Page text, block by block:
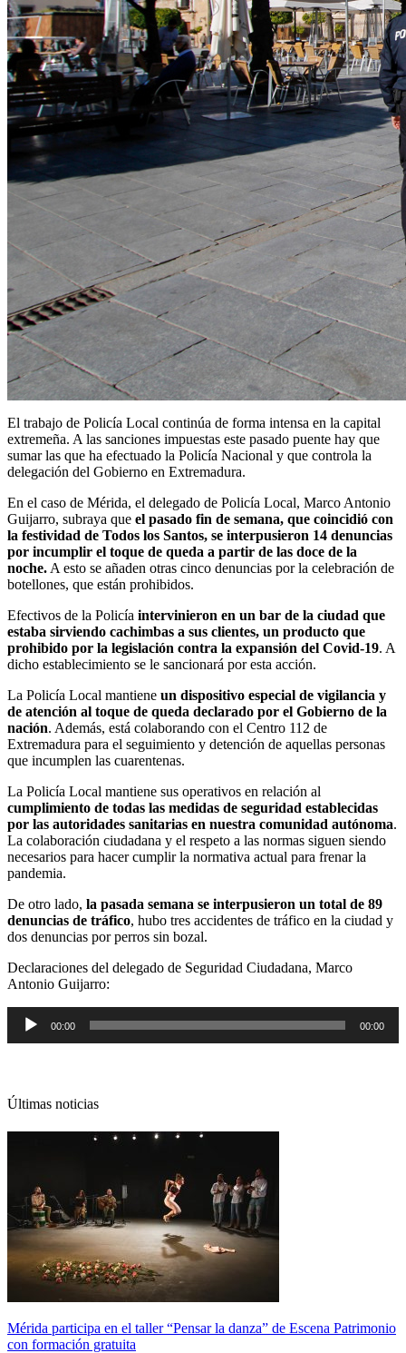
El trabajo de Policía Local continúa de forma intensa en la capital
extremeña. A las sanciones impuestas este pasado puente hay que
sumar las que ha efectuado la Policía Nacional y que controla la
delegación del Gobierno en Extremadura.
En el caso de Mérida, el delegado de Policía Local, Marco Antonio
Guijarro, subraya que el pasado fin de semana, que coincidió con
la festividad de Todos los Santos, se interpusieron 14 denuncias
por incumplir el toque de queda a partir de las doce de la
noche.A esto se añaden otras cinco denuncias por la celebración de
botellones, que están prohibidos.
Efectivos de la Policía intervinieron en un bar de la ciudad que
estaba sirviendo cachimbas a sus clientes, un producto que
prohibido por la legislación contra la expansión del Covid-19. A
dicho establecimiento se le sancionará por esta acción.
La Policía Local mantiene un dispositivo especial de vigilancia y
de atención al toque de queda declarado por el Gobierno de la
nación. Además, está colaborando con el Centro 112 de
Extremadura para el seguimiento y detención de aquellas personas
que incumplen las cuarentenas.
La Policía Local mantiene sus operativos en relación al
cumplimiento de todas las medidas de seguridad establecidas
por las autoridades sanitarias en nuestra comunidad autónoma.
La colaboración ciudadana y el respeto a las normas siguen siendo
necesarios para hacer cumplir la normativa actual para frenar la
pandemia.
De otro lado, la pasada semana se interpusieron un total de 89
denuncias de tráfico, hubo tres accidentes de tráfico en la ciudad y
dos denuncias por perros sin bozal.
Declaraciones del delegado de Seguridad Ciudadana, Marco
Antonio Guijarro:
Reproductor
audio
00:00 00:00
Últimas noticias
Mérida participa en el taller “Pensar la danza” de Escena Patrimonio
con formación gratuita